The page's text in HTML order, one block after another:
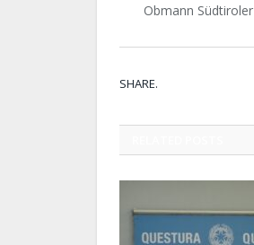
Obmann
SHARE.